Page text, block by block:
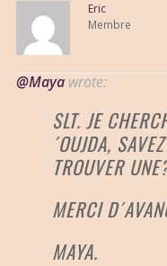
Eric
Membre
@Maya wrote:
SLT. JE
´OUJDA,
TROUVER
MERCI
MAYA.